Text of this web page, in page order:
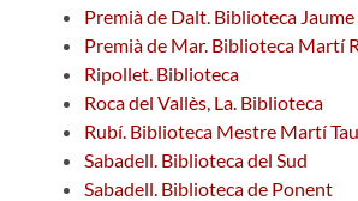
Premià de Dalt. Biblioteca Jaume
Premià de Mar. Biblioteca Martí
Ripollet. Biblioteca
Roca del Vallès, La. Biblioteca
Rubí. Biblioteca Mestre Martí
Sabadell. Biblioteca del Sud
Sabadell. Biblioteca de Ponent